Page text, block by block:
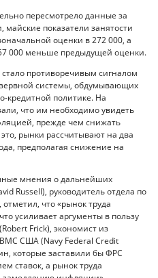
пересмотрело данные за
показатели занятости
оценки в 272 000, а
000 меньше предыдущей оценки.
противоречивым сигналом
системы, обдумывающих
кредитной политике. На
что им необходимо увидеть
прежде чем снижать
рынки рассчитывают на два
предполагая снижение на
мнения о дальнейших
Russell), руководитель отдела по
что «рынок труда
усиливает аргументы в пользу
(Robert Frick), экономист из
США (Navy Federal Credit
которые заставили бы ФРС
ставок, а рынок труда